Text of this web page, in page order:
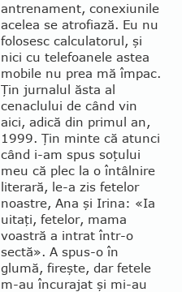
antrenament, co­nexiunile
acelea se atro­fiază. Eu nu
folosesc cal­culatorul, şi
nici cu tele­foanele astea
mobile nu prea mă împac.
Ţin jur­nalul ăsta al
cenaclului de când vin
aici, adică din primul an,
1999. Ţin minte că atunci
când i-am spus soţului
meu că plec la o întâlnire
literară, le-a zis fetelor
noastre, Ana şi Irina: «Ia
uitaţi, fetelor, mama
voastră a intrat într-o
sectă». A spus-o în
glumă, fireşte, dar fetele
m-au încurajat şi mi-au